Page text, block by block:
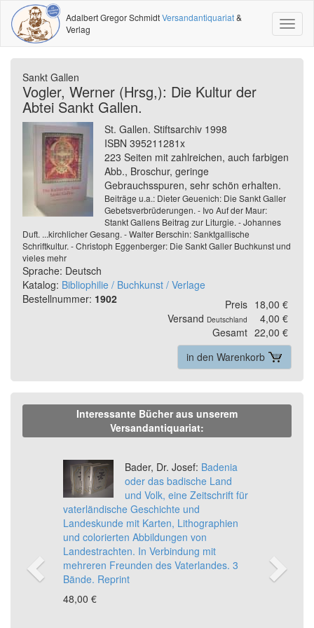
Adalbert Gregor SchmidtVersandantiquariat&
Verlag
Sankt Gallen
Vogler, Werner (Hrsg,): Die Kultur der
Abtei Sankt Gallen.
St. Gallen. Stiftsarchiv 1998
ISBN 395211281x
223 Seiten mit zahlreichen, auch farbigen
Abb., Broschur, geringe
Gebrauchsspuren, sehr schön erhalten.
Beiträge u.a.: Dieter Geuenich: Die Sankt Galler
Gebetsverbrüderungen. - Ivo Auf der Maur:
Stankt Gallens Beitrag zur Liturgie. - Johannes
Duft. ...kirchlicher Gesang. - Walter Berschin: Sanktgallische
Schriftkultur. - Christoph Eggenberger: Die Sankt Galler Buchkunst und
vieles mehr
Sprache: Deutsch
Katalog: Bibliophilie / Buchkunst / Verlage
Bestellnummer: 1902 Preis 18,00 €
Versand Deutschland
4,00 €
Gesamt 22,00 €
in den Warenkorb
Interessante Bücher aus unserem
Versandantiquariat:
Bader, Dr. Josef: Badenia
oder das badische Land
und Volk, eine Zeitschrift für
vaterländische Geschichte und
Landeskunde mit Karten, Lithographien
und colorierten Abbildungen von
Landestrachten. In Verbindung mit
mehreren Freunden des Vaterlandes. 3
Bände. Reprint
48,00 €
Previous